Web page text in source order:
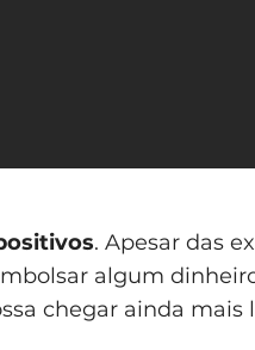
. Apesar das
algum
chegar ainda mais